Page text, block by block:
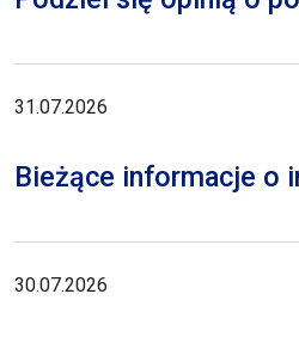
31.07.2026
Bieżące informacje o
30.07.2026